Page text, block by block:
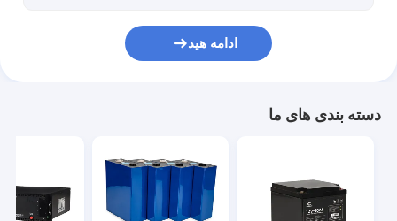
باتری ذخیره انرژی Lifepo4
باتری چراغ خیابانی خورشیدی
ادامه هید
دسته بندی های ما